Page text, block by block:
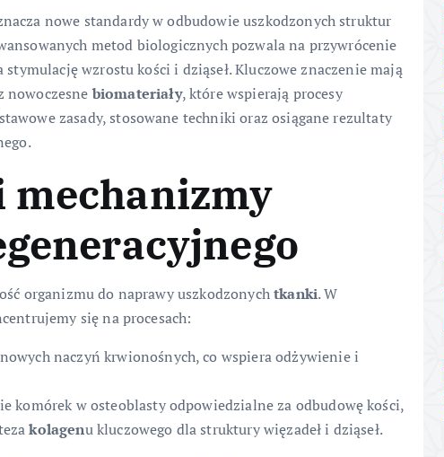
nowe standardy w odbudowie uszkodzonych struktur
metod biologicznych pozwala na przywrócenie
stymulację wzrostu kości i dziąseł. Kluczowe znaczenie mają
nowoczesne biomateriały, które wspierają procesy
zasady, stosowane techniki oraz osiągane rezultaty
mechanizmy
organizmu do naprawy uszkodzonychtkanki. W
się na procesach:
naczyń krwionośnych, co wspiera odżywienie i
komórek w osteoblasty odpowiedzialne za odbudowę kości,
kolagenu kluczowego dla struktury więzadeł i dziąseł.